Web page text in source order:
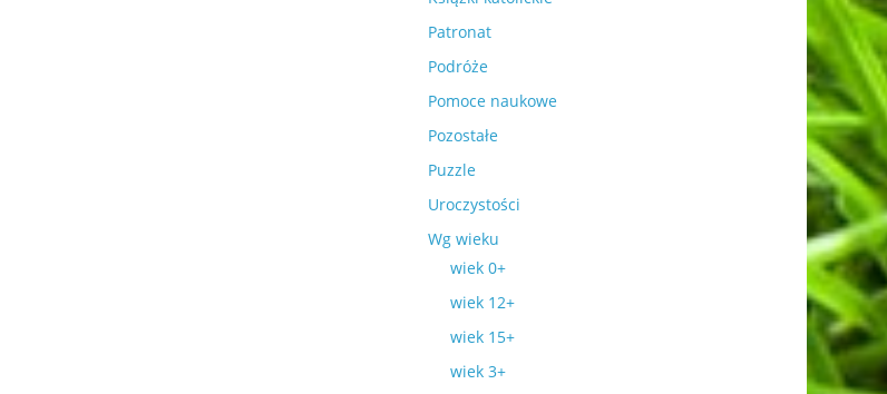
Patronat
Podróże
Pomoce naukowe
Pozostałe
Puzzle
Uroczystości
Wg wieku
wiek 0+
wiek 12+
wiek 15+
wiek 3+